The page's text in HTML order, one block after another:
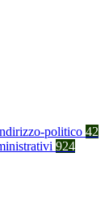
politico 42
924